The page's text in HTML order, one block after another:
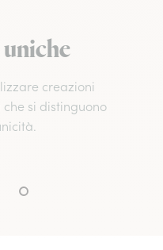
creazioni
si distinguono